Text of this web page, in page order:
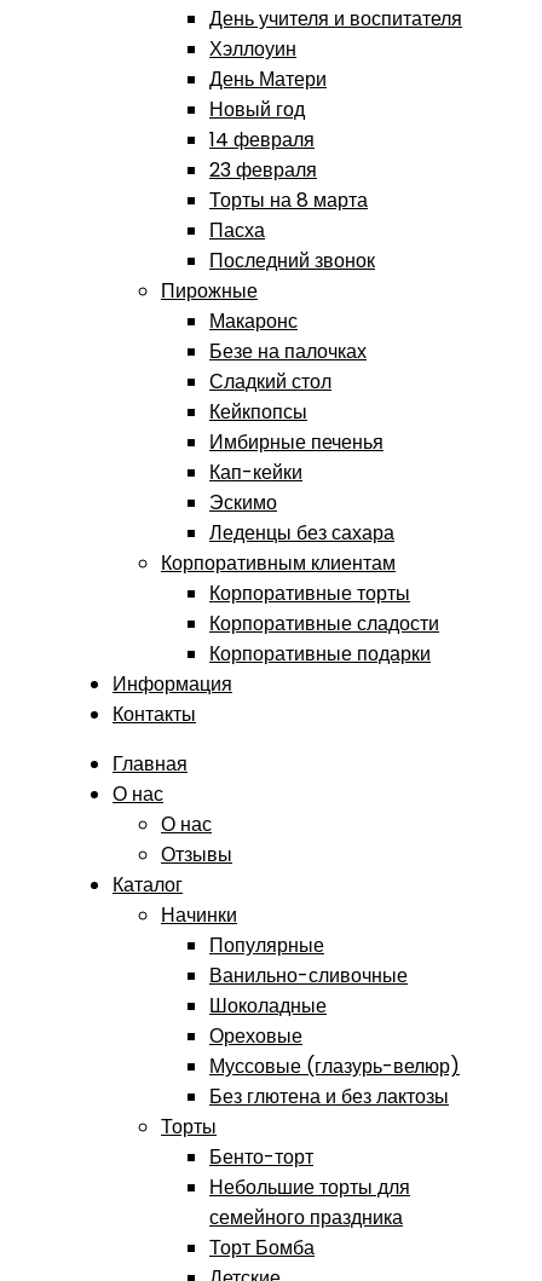
День учителя и воспитателя
Хэллоуин
День Матери
Новый год
14 февраля
23 февраля
Торты на 8 марта
Пасха
Последний звонок
Пирожные
Макаронс
Безе на палочках
Сладкий стол
Кейкпопсы
Имбирные печенья
Кап-кейки
Эскимо
Леденцы без сахара
Корпоративным клиентам
Корпоративные торты
Корпоративные сладости
Корпоративные подарки
Информация
Контакты
Главная
О нас
О нас
Отзывы
Каталог
Начинки
Популярные
Ванильно-сливочные
Шоколадные
Ореховые
Муссовые (глазурь-велюр)
Без глютена и без лактозы
Торты
Бенто-торт
Небольшие торты для
семейного праздника
Торт Бомба